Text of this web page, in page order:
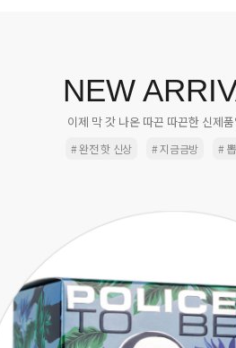
NEW
이제 막 갓 나온 따끈 따끈한 신제
# 완전 핫 신상 # 지금금방 #